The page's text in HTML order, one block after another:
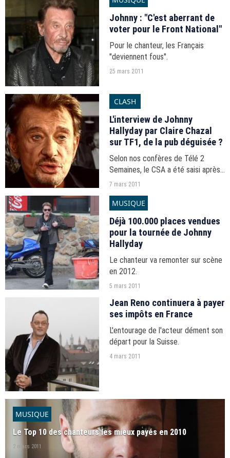
Johnny : "C'est aberrant de
voter pour le Front National"
Pour le chanteur, les Français
"deviennent fous".
25 mars 2011
CLASH
L'interview de Johnny
Hallyday par Claire Chazal
sur TF1, de la pub déguisée ?
Selon nos confères de Télé 2
Semaines, le CSA a été saisi après
la diffusion de l'interview de Johnny
heures de TF1 le 27 dévrier dernier.
7 mars 2011
MUSIQUE
Déjà 100.000 places vendues
pour la tournée de Johnny
Hallyday
Le chanteur va remonter sur scène
en 2012.
5 mars 2011
Jean Reno continuera à payer
ses impôts en France
L'entourage de l'acteur dément son
départ pour la Suisse.
4 mars 2011
MUSIQUE
Le Top 10 des chanteurs les mieux payés en 2010
2 mars 2011